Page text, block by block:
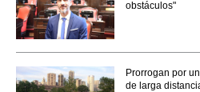
obstáculos"
Prorrogan por
de larga